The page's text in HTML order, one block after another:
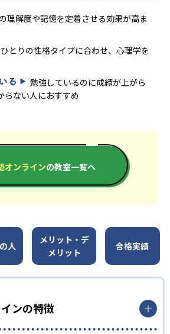
理解度や記憶を定着させる効果が高ま
とりの性格タイプに合わせ、心理学を
る
勉強しているのに成績が上がら
らない人におすすめ
オンラインの教室一覧へ
人
メリット・デ
メリット
合格実績
ンの特徴